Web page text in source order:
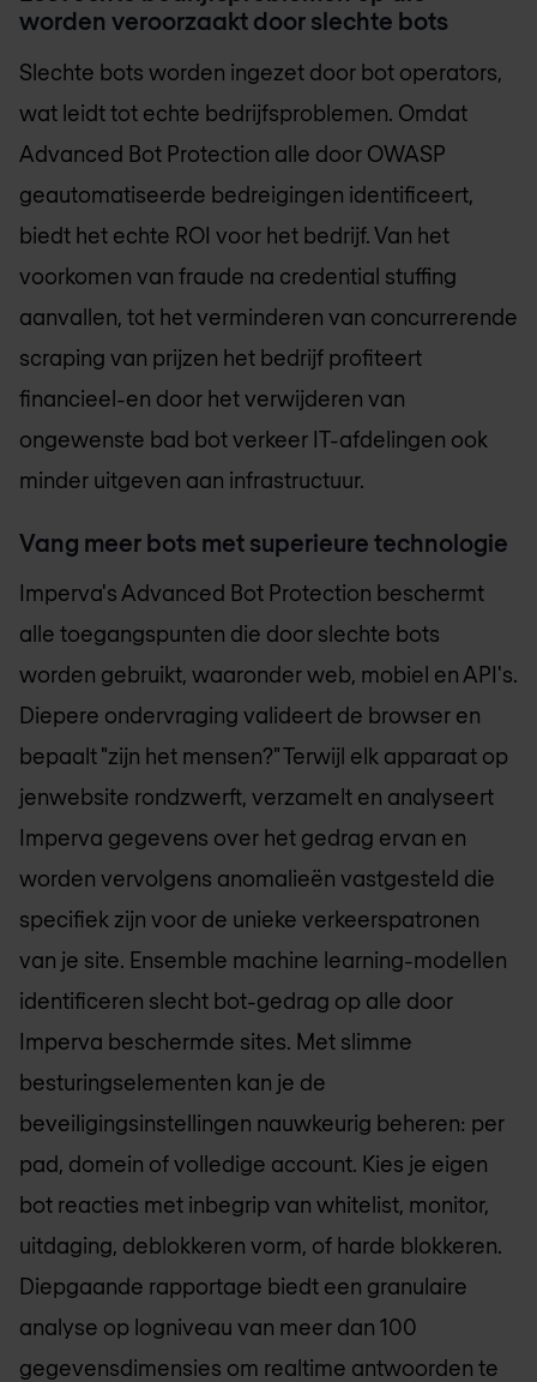
worden veroorzaakt door slechte bots
Slechte bots worden ingezet door bot operators,
wat leidt tot echte bedrijfsproblemen. Omdat
Advanced Bot Protection alle door OWASP
geautomatiseerde bedreigingen identificeert,
biedt het echte ROI voor het bedrijf. Van het
voorkomen van fraude na credential stuffing
aanvallen, tot het verminderen van concurrerende
scraping van prijzen het bedrijf profiteert
financieel-en door het verwijderen van
ongewenste bad bot verkeer IT-afdelingen ook
minder uitgeven aan infrastructuur.
Vang meer bots met superieure technologie
Imperva's Advanced Bot Protection beschermt
alle toegangspunten die door slechte bots
worden gebruikt, waaronder web, mobiel en API's.
Diepere ondervraging valideert de browser en
bepaalt "zijn het mensen?" Terwijl elk apparaat op
jenwebsite rondzwerft, verzamelt en analyseert
Imperva gegevens over het gedrag ervan en
worden vervolgens anomalieën vastgesteld die
specifiek zijn voor de unieke verkeerspatronen
van je site. Ensemble machine learning-modellen
identificeren slecht bot-gedrag op alle door
Imperva beschermde sites. Met slimme
besturingselementen kan je de
beveiligingsinstellingen nauwkeurig beheren: per
pad, domein of volledige account. Kies je eigen
bot reacties met inbegrip van whitelist, monitor,
uitdaging, deblokkeren vorm, of harde blokkeren.
Diepgaande rapportage biedt een granulaire
analyse op logniveau van meer dan 100
gegevensdimensies om realtime antwoorden te